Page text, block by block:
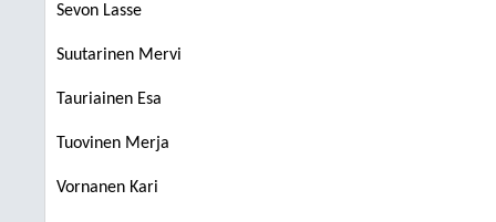
Sevon Lasse
Suutarinen Mervi
Tauriainen Esa
Tuovinen Merja
Vornanen Kari